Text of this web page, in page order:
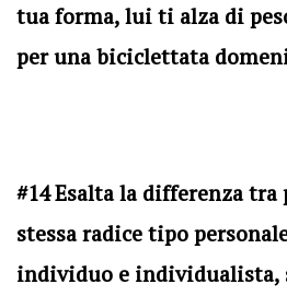
tua forma, lui ti alza di
per una biciclettata
#14 Esalta la differenza tra
stessa radice tipo
individuo e individualista,